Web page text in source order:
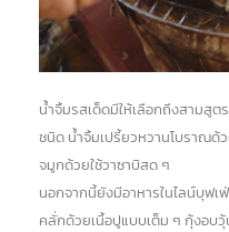
น้ำจิ้มรสเด็ดมีให้เลือกถึงสามสู
ชนิด น้ำจิ้มเปรี้ยวหวานโบราณด้
จมูกด้วยใช้วาซาบิสด ๆ
นอกจากนี้ยังมีอาหารในไลน์บุฟ
คลั่กด้วยเนื้อปูแบบเต็ม ๆ กุ้งอบ